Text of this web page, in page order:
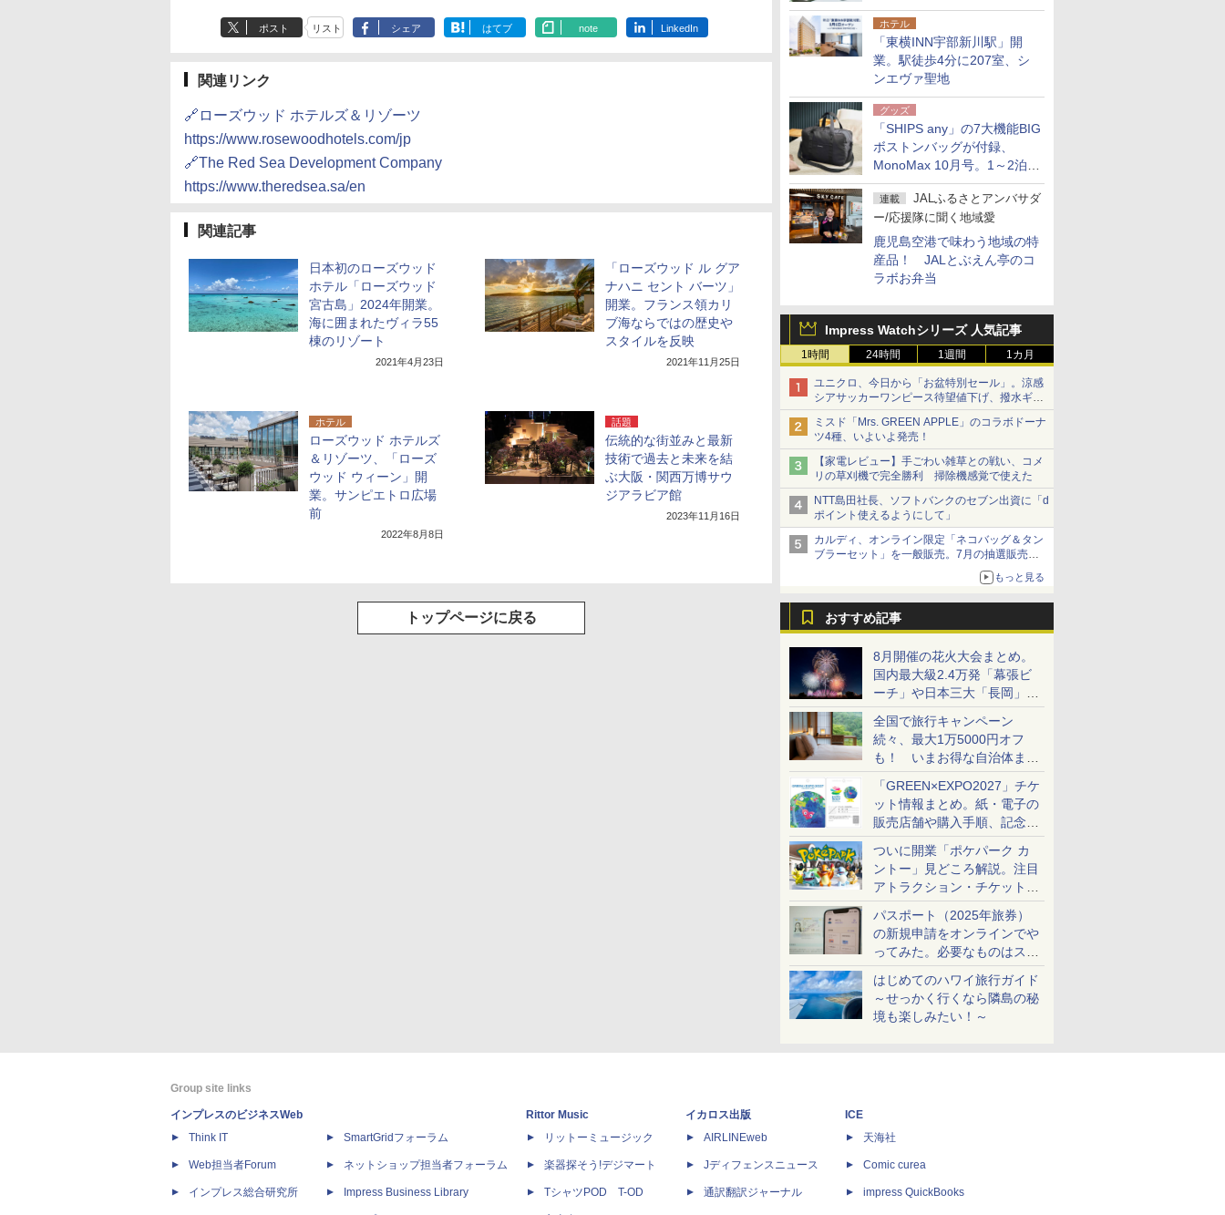
ホテル
「東横INN宇部新川駅」開
業。駅徒歩4分に207室、シ
ンエヴァ聖地
グッズ
「SHIPS any」の7大機能BIG
ボストンバッグが付録、
MonoMax 10月号。1～2泊の
荷物、キャリーオンも可能
連載
JALふるさとアンバサダ
ー/応援隊に聞く地域愛
鹿児島空港で味わう地域の特
産品！ JALとぶえん亭のコ
ラボお弁当
Impress Watchシリーズ 人気記事
1時間 24時間 1週間 1カ月
ユニクロ、今日から「お盆特別セール」。涼感
シアサッカーワンピース待望値下げ、撥水ギア
ショーツは1990円に
ミスド「Mrs. GREEN APPLE」のコラボドーナ
ツ4種、いよいよ発売！
【家電レビュー】手ごわい雑草との戦い、コメ
リの草刈機で完全勝利 掃除機感覚で使えた
NTT島田社長、ソフトバンクのセブン出資に「d
ポイント使えるようにして」
カルディ、オンライン限定「ネコバッグ＆タン
ブラーセット」を一般販売。7月の抽選販売の
もっと見る
おすすめ記事
8月開催の花火大会まとめ。
国内最大級2.4万発「幕張ビ
ーチ」や日本三大「長岡」な
ど大型イベント目白押し！
全国で旅行キャンペーン
続々、最大1万5000円オフ
も！ いまお得な自治体まと
め
「GREEN×EXPO2027」チケ
ット情報まとめ。紙・電子の
販売店舗や購入手順、記念チ
ケットも解説
ついに開業「ポケパーク カ
ントー」見どころ解説。注目
アトラクション・チケット手
配・来場前に必要な準備は？
パスポート（2025年旅券）
の新規申請をオンラインでや
ってみた。必要なものはスマ
ホとマイナカードのみ
はじめてのハワイ旅行ガイド
～せっかく行くなら隣島の秘
境も楽しみたい！～
ポスト リスト シェア はてブ note LinkedIn
関連リンク
🔗ローズウッド ホテルズ＆リゾーツ
https://www.rosewoodhotels.com/jp
🔗The Red Sea Development Company
https://www.theredsea.sa/en
関連記事
日本初のローズウッド
ホテル「ローズウッド
宮古島」2024年開業。
海に囲まれたヴィラ55
棟のリゾート
2021年4月23日
「ローズウッド ル グア
ナハニ セント バーツ」
開業。フランス領カリ
ブ海ならではの歴史や
スタイルを反映
2021年11月25日
ホテル
ローズウッド ホテルズ
＆リゾーツ、「ローズ
ウッド ウィーン」開
業。サンピエトロ広場
前
2022年8月8日
話題
伝統的な街並みと最新
技術で過去と未来を結
ぶ大阪・関西万博サウ
ジアラビア館
2023年11月16日
トップページに戻る
Group site links
インプレスのビジネスWeb
Think IT
Web担当者Forum
インプレス総合研究所
SmartGridフォーラム
ネットショップ担当者フォーラム
Impress Business Library
Rittor Music
リットーミュージック
楽器探そう!デジマート
TシャツPOD T-OD
イカロス出版
AIRLINEweb
Jディフェンスニュース
通訳翻訳ジャーナル
ICE
天海社
Comic curea
impress QuickBooks